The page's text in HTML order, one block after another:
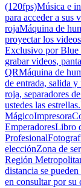
(120fps)Música e
para acceder a sus
rojaMáquina de
proyectar los
Exclusivo por Blue
grabar videos,
QRMáquina de
de entrada, salida
roja, separadores
ustedes las
EmperadoresLibro
elecciónZona de
Región
distancia se
en consultar por su